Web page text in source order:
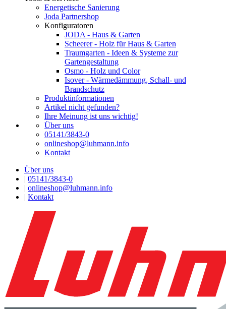
Energetische Sanierung
Joda Partnershop
Konfiguratoren
JODA - Haus & Garten
Scheerer - Holz für Haus & Garten
Traumgarten - Ideen & Systeme zur
Gartengestaltung
Osmo - Holz und Color
Isover - Wärmedämmung, Schall- und
Brandschutz
Produktinformationen
Artikel nicht gefunden?
Ihre Meinung ist uns wichtig!
Über uns
05141/3843-0
onlineshop@luhmann.info
Kontakt
Über uns
| 05141/3843-0
| onlineshop@luhmann.info
| Kontakt